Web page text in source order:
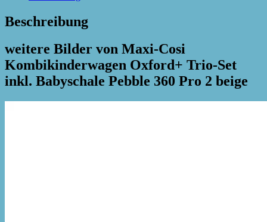
Beschreibung
weitere Bilder von Maxi-Cosi
Kombikinderwagen Oxford+ Trio-Set
inkl. Babyschale Pebble 360 Pro 2 beige